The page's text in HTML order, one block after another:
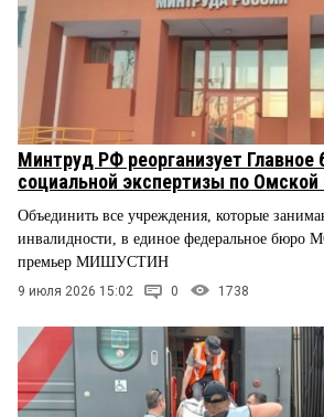
Минтруд РФ реорганизует
социальной экспертизы по Омской
Объединить все учреждения, которые
инвалидности, в единое федеральное бюро
премьер МИШУСТИН
9 июля 2026 15:02 0 1738